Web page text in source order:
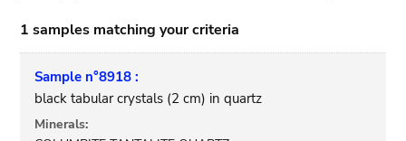
1 samples matching your criteria
Sample n°8918 :
black tabular crystals (2 cm) in quartz
Minerals: